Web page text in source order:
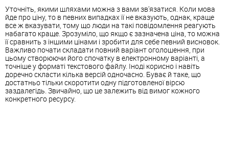
Уточніть, якими шляхами можна з вами зв'язатися. Коли мова
йде про ціну, то в певних випадках її не вказують, однак, краще
все ж вказувати, тому що люди на такі повідомлення реагують
набагато краще. Зрозуміло, що якщо є зазначена ціна, то можна
її сравнить з іншими цінами і зробити для себе певний висновок.
Важливо почати складати повний варіант оголошення, при
цьому створюючи його спочатку в електронному варіанті, а
точніше у форматі текстового файлу. Іноді корисно і навіть
доречно скласти кілька версій одночасно. Буває й таке, що
достатньо тільки скоротити одну підготовленої вірсю
заздалегідь. Звичайно, що це залежить від вимог кожного
конкретного ресурсу.